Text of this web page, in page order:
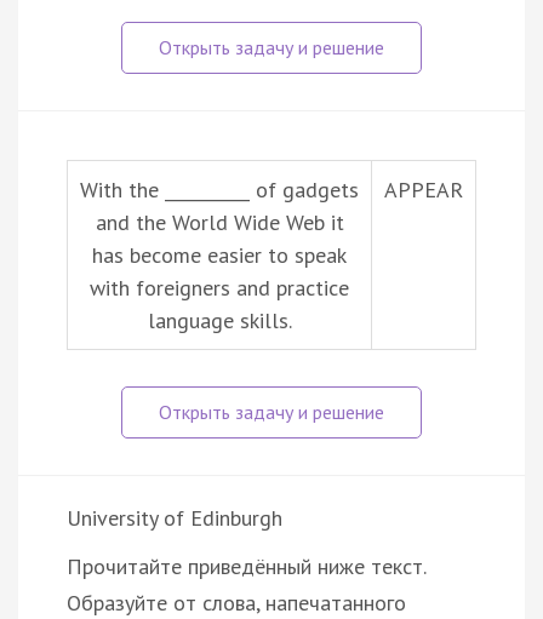
With the __________ of gadgets
and the World Wide Web it
has become easier to speak
with foreigners and practice
language skills.
APPEAR
University of Edinburgh
Прочитайте приведённый ниже текст.
Образуйте от слова, напечатанного